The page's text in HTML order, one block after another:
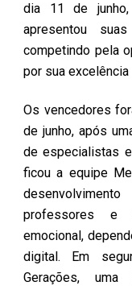
dia 11 de junho,
apresentou
competindo pela
por sua
Os vencedores
de junho, após
de especialistas
ficou a equipe
professores e
emocional,
digital. Em
Gerações,